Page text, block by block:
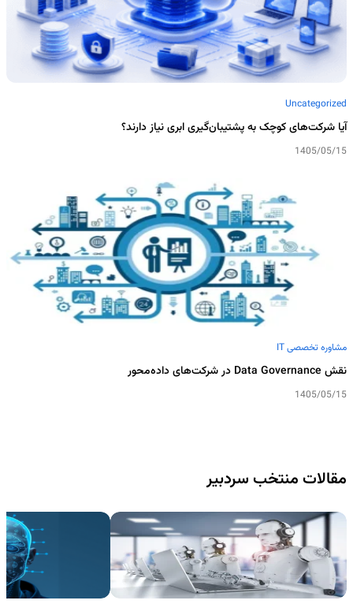
Uncategorized
آیا شرکت‌های کوچک به پشتیبان‌گیری ابری نیاز دارند؟
1405/05/15
مشاوره تخصصی IT
نقش Data Governance در شرکت‌های داده‌محور
1405/05/15
مقالات منتخب سردبیر